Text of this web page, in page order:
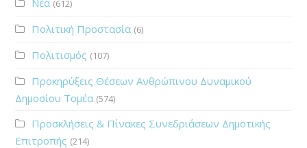
(612)
Πολιτική Προστασία (6)
Πολιτισμός (107)
Προκηρύξεις Θέσεων Ανθρώπινου Δυναμικού
Δημοσίου Τομέα (574)
Προσκλήσεις & Πίνακες Συνεδριάσεων Δημοτικής
Επιτροπής (214)